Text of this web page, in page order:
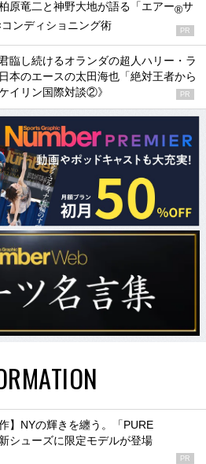
原竜二と神野大地が語る「エアー®サ
コンディショニング術 PR
臨し続けるオランダの超人ハリー・ラ
本のエースの太田海也「絶対王者から
イリン国際対談②》
PR
】NYの輝きを纏う。「PURE
シューズに限定モデルが登場
PR